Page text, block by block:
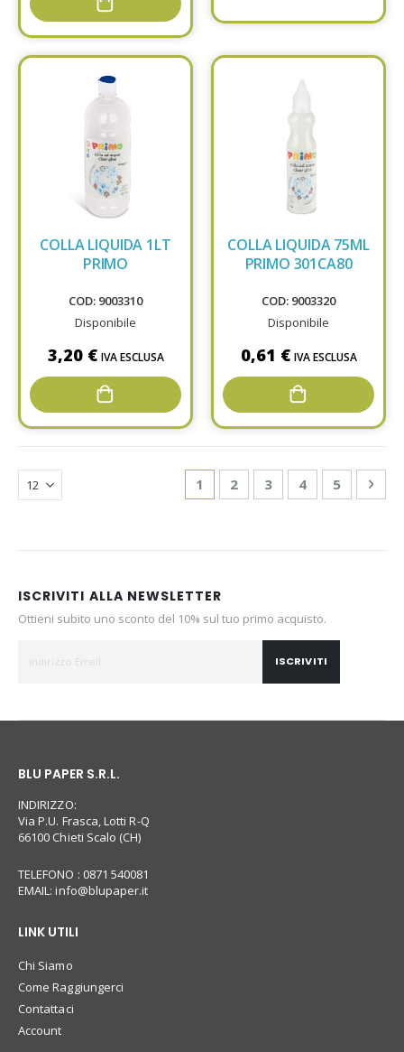
COLLA LIQUIDA 1LT
PRIMO
COD: 9003310
Disponibile
3,20 € IVA ESCLUSA
COLLA LIQUIDA 75ML
PRIMO 301CA80
COD: 9003320
Disponibile
0,61 € IVA ESCLUSA
Page
You're currently reading page
1 Page
2 Page
3 Page
4 Page
5
ISCRIVITI ALLA NEWSLETTER
Ottieni subito uno sconto del 10% sul tuo primo acquisto.
ISCRIVITI
BLU PAPER S.R.L.
INDIRIZZO:
Via P.U. Frasca, Lotti R-Q
66100 Chieti Scalo (CH)
TELEFONO : 0871 540081
EMAIL:info@blupaper.it
LINK UTILI
Chi Siamo
Come Raggiungerci
Contattaci
Account